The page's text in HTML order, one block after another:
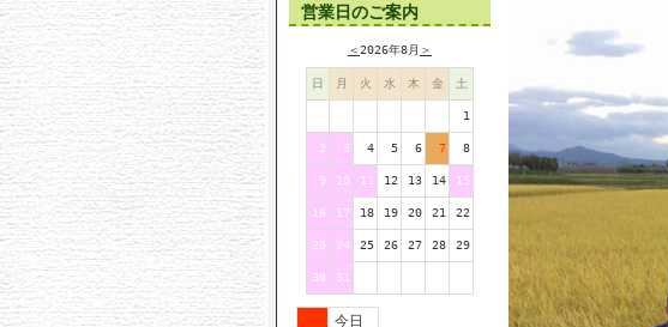
営業日のご案内
＜2026年8月 ＞
日 月 火 水 木 金 土
1
2 3 4 5 6 7 8
9 10 11 12 13 14 15
16 17 18 19 20 21 22
23 24 25 26 27 28 29
30 31
今日